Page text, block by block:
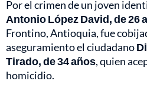
Por el crimen de un joven
Antonio López David, de 26
Frontino, Antioquia, fue
aseguramiento el ciudadano
Tirado, de 34 años, quien
homicidio.